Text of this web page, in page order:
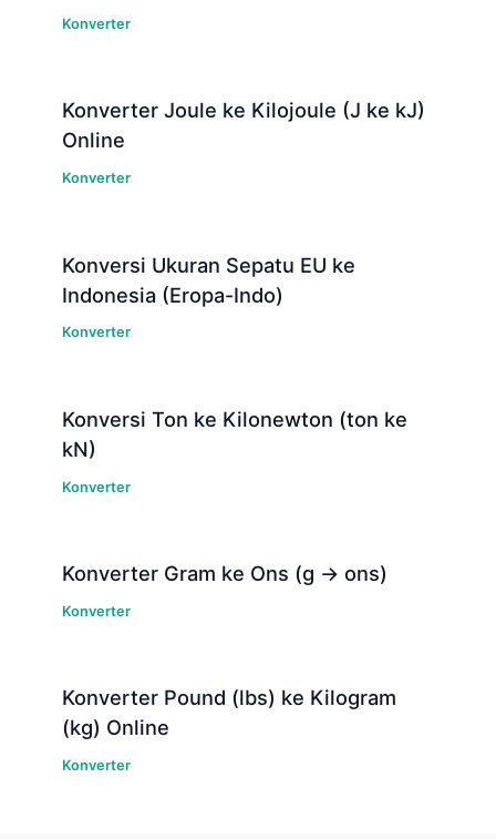
Konverter
Konverter Joule ke Kilojoule (J ke kJ)
Online
Konverter
Konversi Ukuran Sepatu EU ke
Indonesia (Eropa-Indo)
Konverter
Konversi Ton ke Kilonewton (ton ke
kN)
Konverter
Konverter Gram ke Ons (g → ons)
Konverter
Konverter Pound (lbs) ke Kilogram
(kg) Online
Konverter